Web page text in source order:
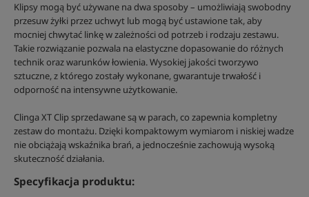
Klipsy mogą być używane na dwa sposoby – umożliwiają swobodny
przesuw żyłki przez uchwyt lub mogą być ustawione tak, aby
mocniej chwytać linkę w zależności od potrzeb i rodzaju zestawu.
Takie rozwiązanie pozwala na elastyczne dopasowanie do różnych
technik oraz warunków łowienia. Wysokiej jakości tworzywo
sztuczne, z którego zostały wykonane, gwarantuje trwałość i
odporność na intensywne użytkowanie.
Clinga XT Clip sprzedawane są w parach, co zapewnia kompletny
zestaw do montażu. Dzięki kompaktowym wymiarom i niskiej wadze
nie obciążają wskaźnika brań, a jednocześnie zachowują wysoką
skuteczność działania.
Specyfikacja produktu: